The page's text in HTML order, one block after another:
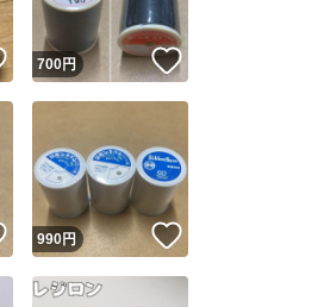
いいね！
700円
いいね！
990円